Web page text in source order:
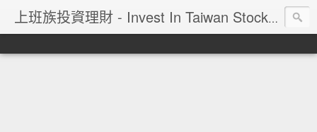
上班族投資理財 - Invest In Taiwan Stock Market